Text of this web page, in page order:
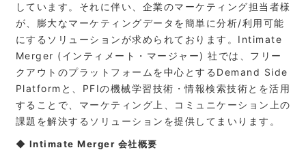
しています。それに伴い、企業のマーケティング担当者様
が、膨大なマーケティングデータを簡単に分析/利用可能
にするソリューションが求められております。Intimate
Merger (インティメート・マージャー) 社では、フリー
クアウトのプラットフォームを中心とするDemand Side
Platformと、PFIの機械学習技術・情報検索技術とを活用
することで、マーケティング上、コミュニケーション上の
課題を解決するソリューションを提供してまいります。
◆ Intimate Merger 会社概要